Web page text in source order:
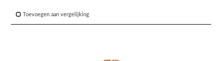
Toevoegen aan vergelijking